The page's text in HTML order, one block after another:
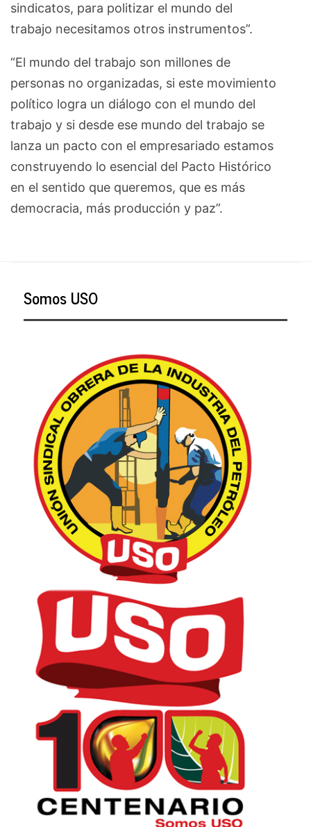
sindicatos, para politizar el mundo del
trabajo necesitamos otros instrumentos”.
“El mundo del trabajo son millones de
personas no organizadas, si este movimiento
político logra un diálogo con el mundo del
trabajo y si desde ese mundo del trabajo se
lanza un pacto con el empresariado estamos
construyendo lo esencial del Pacto Histórico
en el sentido que queremos, que es más
democracia, más producción y paz”.
Somos USO